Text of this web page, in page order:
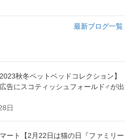
最新ブログ一覧
秋冬ペットベッドコレクション】
告にスコティッシュフォールド♂が出
日
ート【2月22日は猫の日『ファミリー